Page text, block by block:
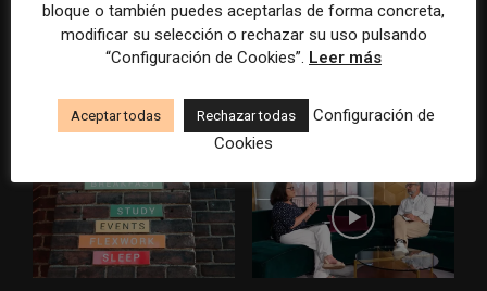
El buzón como nueva
portada: la estrategia de los
medios para conquistar
Cómo adelantarse a los
resúmenes con IA de Google
en las noticias de última hora:
durante el Mundial de...
bloque o también puedes aceptarlas de forma concreta,
modificar su selección o rechazar su uso pulsando
“Configuración de Cookies”. Leer más
Aceptar todas Rechazar todas
Configuración de
Cookies